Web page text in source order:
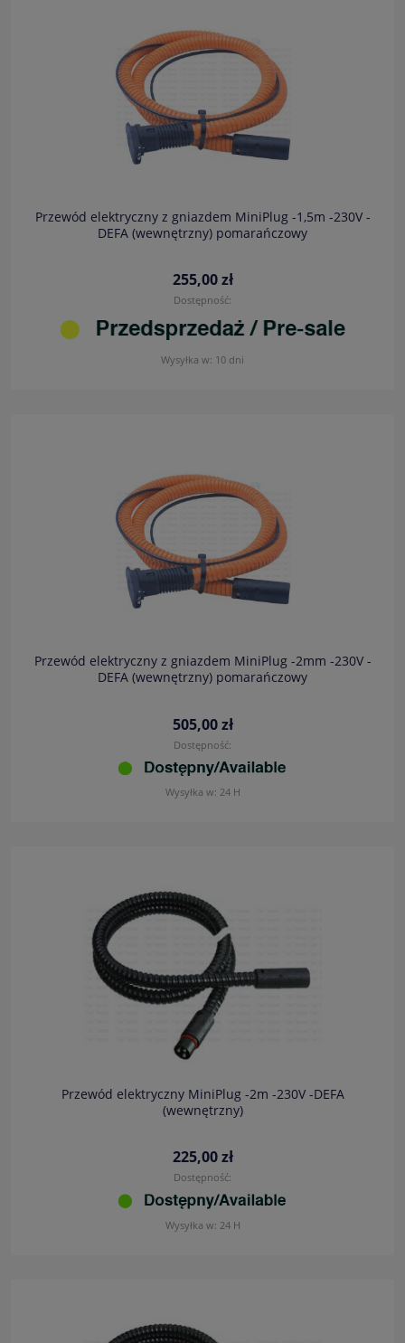
Przewód elektryczny z gniazdem MiniPlug -1,5m -230V -
DEFA (wewnętrzny) pomarańczowy
255,00 zł
Dostępność:
Wysyłka w: 10 dni
Przewód elektryczny z gniazdem MiniPlug -2mm -230V -
DEFA (wewnętrzny) pomarańczowy
505,00 zł
Dostępność:
Wysyłka w: 24 H
Przewód elektryczny MiniPlug -2m -230V -DEFA
(wewnętrzny)
225,00 zł
Dostępność:
Wysyłka w: 24 H